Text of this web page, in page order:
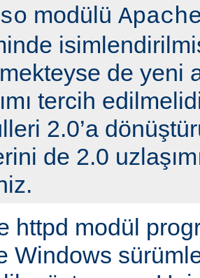
modülü
de yeni
tercih
2.0’a
de 2.0
httpd modül
Windows